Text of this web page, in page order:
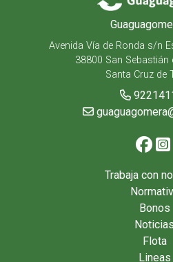
Avenida Vía de Ronda s/n
38800 San Sebastián
Santa Cruz de
Trabaja con
Bonos
Noticias
Flota
Lineas